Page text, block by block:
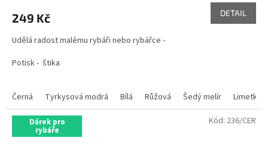
249 Kč DETAIL
Udělá radost malému rybáři nebo rybářce -
Potisk - štika
Černá Tyrkysová modrá Bílá Růžová Šedý melír
Dárek pro
rybáře
Kód: 236/CER